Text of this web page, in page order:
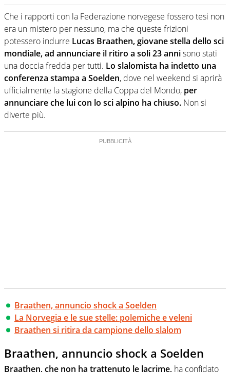
Se mai ci fosse modo di traslare il glossario del calcio in
una nicchia di esperti, lui ne farebbe parte. Non si perde
una svista arbitrale né gli umori social del mondo delle
curve
Che i rapporti con la Federazione norvegese fossero tesi non
era un mistero per nessuno, ma che queste frizioni
potessero indurre Lucas Braathen, giovane stella dello sci
mondiale, ad annunciare il ritiro a soli 23 annisono stati
una doccia fredda per tutti. Lo slalomista ha indetto una
conferenza stampa a Soelden, dove nel weekend si aprirà
ufficialmente la stagione della Coppa del Mondo, per
annunciare che lui con lo sci alpino ha chiuso. Non si
diverte più.
Braathen, annuncio shock a Soelden
La Norvegia e le sue stelle: polemiche e veleni
Braathen si ritira da campione dello slalom
Braathen, annuncio shock a Soelden
Braathen, che non ha trattenuto le lacrime, ha confidato